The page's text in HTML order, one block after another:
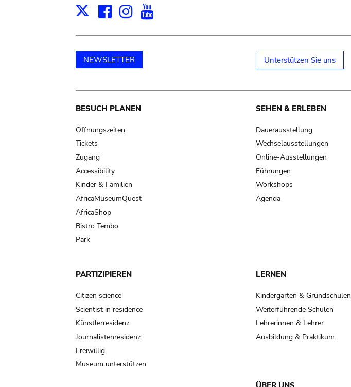
X Facebook
Instagram
NEWSLETTER Unterstützen Sie uns
Main
navigation
BESUCH PLANEN
Öffnungszeiten
Tickets
Zugang
Accessibility
Kinder & Familien
AfricaMuseumQuest
AfricaShop
Bistro Tembo
Park
SEHEN & ERLEBEN
Dauerausstellung
Wechselausstellungen
Online-Ausstellungen
Führungen
Workshops
Agenda
PARTIZIPIEREN
Citizen science
Scientist in residence
Künstlerresidenz
Journalistenresidenz
Freiwillig
Museum unterstützen
LERNEN
Kindergarten & Grundschulen
Weiterführende Schulen
Lehrerinnen & Lehrer
Ausbildung & Praktikum